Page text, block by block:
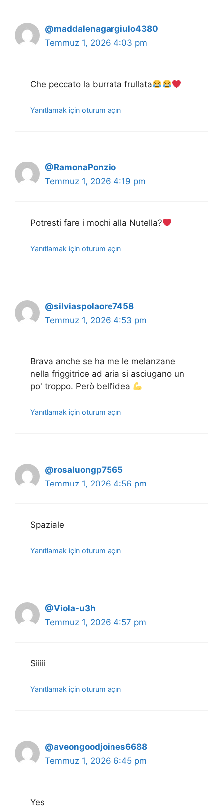
@maddalenagargiulo4380
Temmuz 1, 2026 4:03 pm
Che peccato la burrata frullata
Yanıtlamak için oturum açın
@RamonaPonzio
Temmuz 1, 2026 4:19 pm
Potresti fare i mochi alla Nutella?
Yanıtlamak için oturum açın
@silviaspolaore7458
Temmuz 1, 2026 4:53 pm
Brava anche se ha me le melanzane
nella friggitrice ad aria si asciugano un
po' troppo. Però bell'idea
Yanıtlamak için oturum açın
@rosaluongp7565
Temmuz 1, 2026 4:56 pm
Spaziale
Yanıtlamak için oturum açın
@Viola-u3h
Temmuz 1, 2026 4:57 pm
Siiiii
Yanıtlamak için oturum açın
@aveongoodjoines6688
Temmuz 1, 2026 6:45 pm
Yes